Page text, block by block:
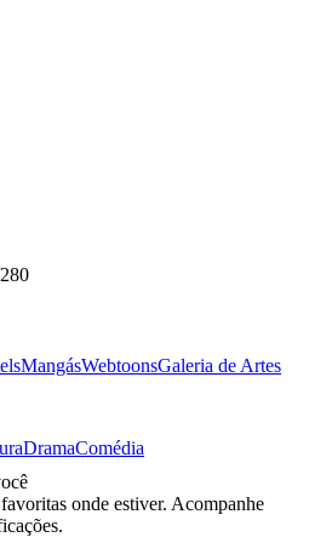
MangásWebtoonsGaleria de Artes
DramaComédia
onde estiver. Acompanhe